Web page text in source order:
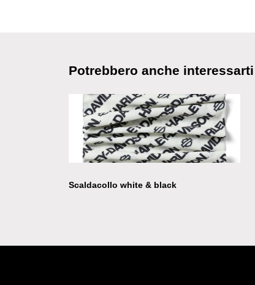
Potrebbero anche interessarti
Scaldacollo white & black